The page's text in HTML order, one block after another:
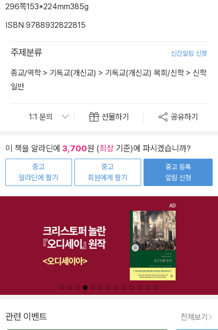
296쪽153*224mm385g
ISBN 9788932822815
주제분류 신간알림 신청
종교/역학> 기독교(개신교) > 기독교(개신교) 목회/신학> 신학
일반
선물하기 공유하기
이 책을 알라딘에 3,700원 (최상 기준)에 파시겠습니까?
중고
알라딘에 팔기
중고
회원에게 팔기
중고 등록
알림 신청
관련 이벤트 전체보기